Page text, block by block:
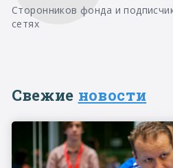
Сторонников фонда и
сетях
Свежие новости